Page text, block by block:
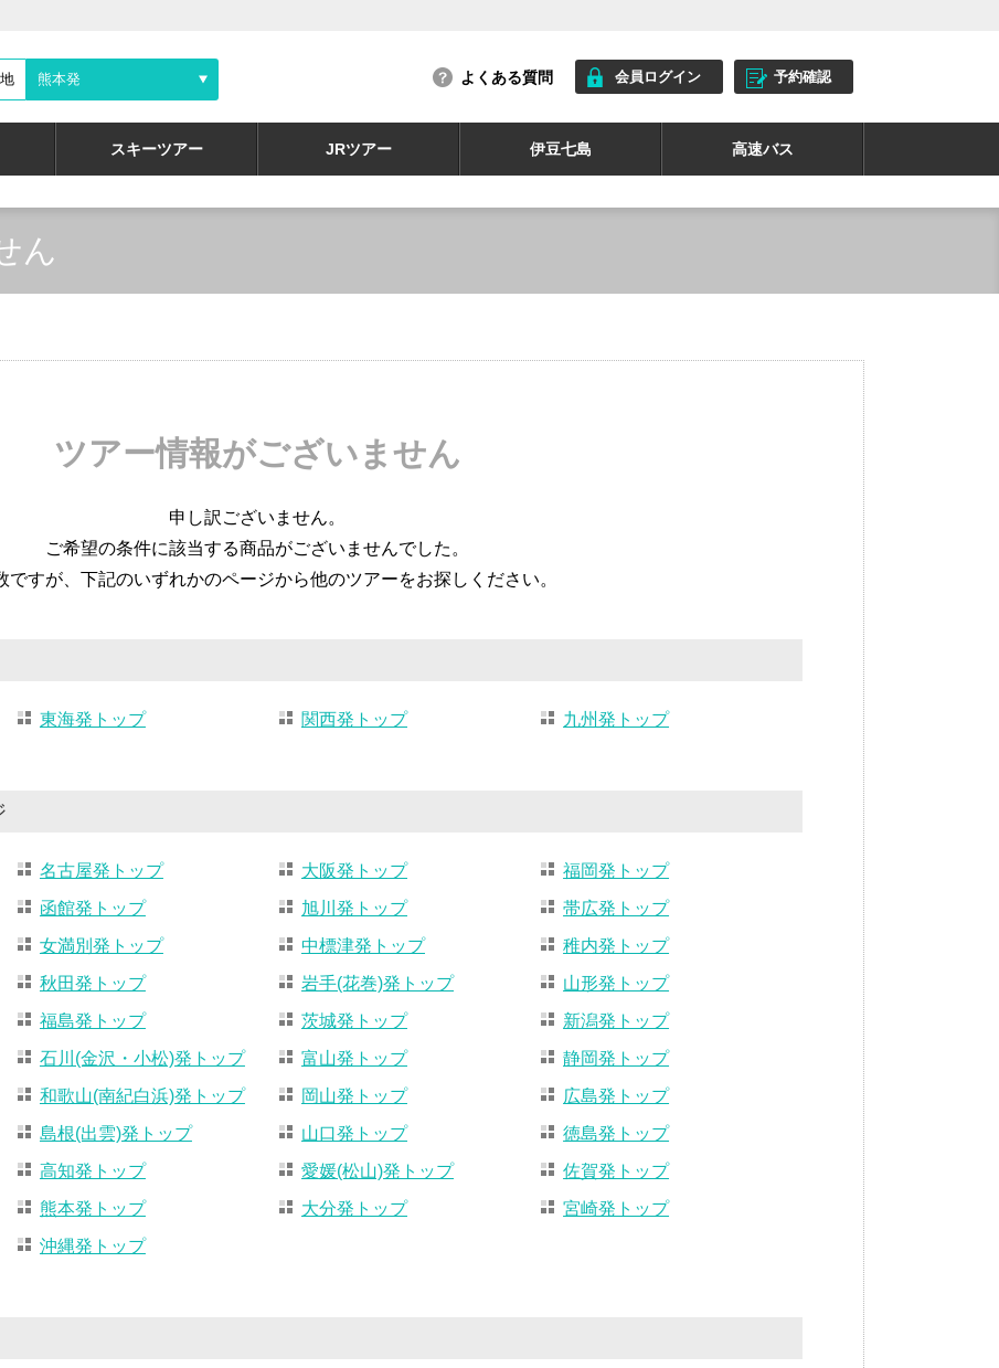
熊本発 よくある質問 会員ログイン 予約確認
スキーツアー JRツアー 伊豆七島 高速バス
ん
ツアー情報がございません
申し訳ございません。
ご希望の条件に該当する商品がございませんでした。
ですが、下記のいずれかのページから他のツアーをお探しください。
東海発トップ 関西発トップ 九州発トップ
名古屋発トップ 大阪発トップ
福岡発トップ
函館発トップ 旭川発トップ
帯広発トップ
女満別発トップ 中標津発トップ
稚内発トップ
秋田発トップ 岩手(花巻)発トップ
山形発トップ
福島発トップ 茨城発トップ
新潟発トップ
石川(金沢・小松)発トップ 富山発トップ
静岡発トップ
和歌山(南紀白浜)発トップ 岡山発トップ
広島発トップ
島根(出雲)発トップ 山口発トップ
徳島発トップ
高知発トップ 愛媛(松山)発トップ
佐賀発トップ
熊本発トップ 大分発トップ
宮崎発トップ
沖縄発トップ